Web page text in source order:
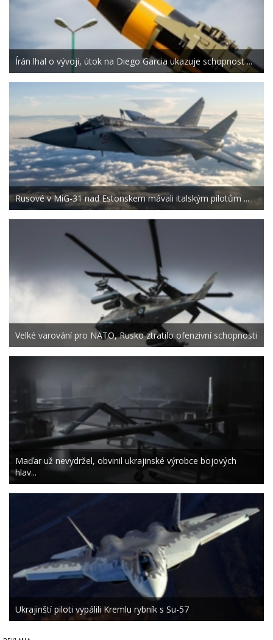
Írán lhal o vývoji, útok na Diego Garcia ukazuje schopnost ...
Rusové v MiG-31 nad Estonskem mávali italským pilotům ...
Velké varování pro NATO, Rusko ztratilo ofenzivní schopnosti
Maďar už nevydržel, obvinil ukrajinské výrobce bojových
hlav...
Ukrajinští piloti vypálili Kremlu rybník s Su-57